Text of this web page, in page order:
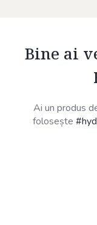
Bine ai
Ai un produs
folosește